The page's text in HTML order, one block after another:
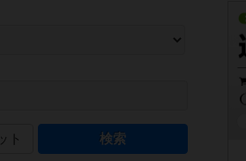
要時間を指定することができます。マニュアルを読
的にゲームシステムを理解できるよう、中世ファ
成するコアシステムです。主にボードゲームに慣れ
ト